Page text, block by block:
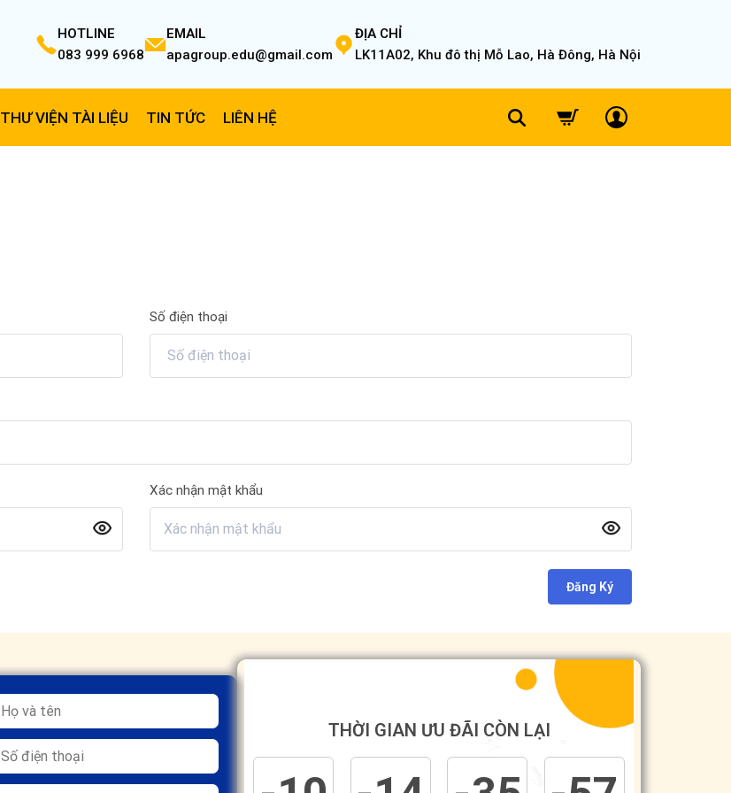
HOTLINE
083 999 6968
EMAIL
apagroup.edu@gmail.com
ĐỊA CHỈ
LK11A02, Khu đô thị Mỗ Lao, Hà Đông, Hà Nội
THƯ VIỆN TÀI LIỆU TIN TỨC LIÊN HỆ
Số điện thoại
Xác nhận mật khẩu
Đăng Ký
THỜI GIAN ƯU ĐÃI CÒN LẠI